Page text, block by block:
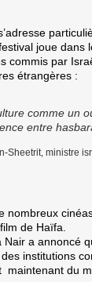
joue
commis par
étrangères :
comme un
entre
Sheetrit, ministre
nombreux
de Haïfa.
a annoncé
institutions
maintenant du